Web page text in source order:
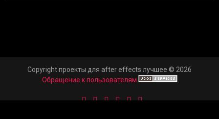
Copyright проекты для after effects лучшее © 2026
Обращение к пользователям